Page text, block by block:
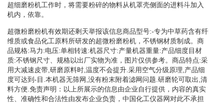
超细磨粉机工作时，将需要粉碎的物料从机罩壳侧面的进料斗加入
机内，依靠。
超微粉磨粉机有效期还剩天举报该信息商品型号:-专为中草药含有纤
维质或食品化工原料所研发的超微粉磨粉机，不锈钢材质制成。商
品规格:马力:电压:单相转速:机器尺寸:产量机器重量:产品细度目材
质:不锈钢尺寸、规格以出厂实物为准，图片仅供参考。商品特点:采
用大减速皮带,研磨原料时,温度不会提升.采用空气分级原理,产品细
度可达到-目.本机器无筛网,没有粉末附着滤网问题.研磨轮可取出,清
料方便.免责声明：以上所展示的信息由企业自行提供，内容的真实
性、准确性和合法性由发布企业负责，中国化工仪器网对此不承担